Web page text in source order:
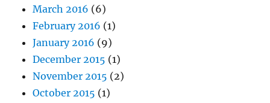
March 2016 (6)
February 2016 (1)
January 2016 (9)
December 2015 (1)
November 2015 (2)
October 2015 (1)